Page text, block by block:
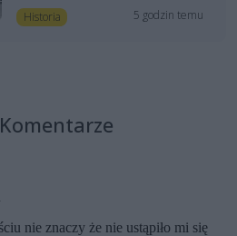
Historia 5 godzin temu
Komentarze